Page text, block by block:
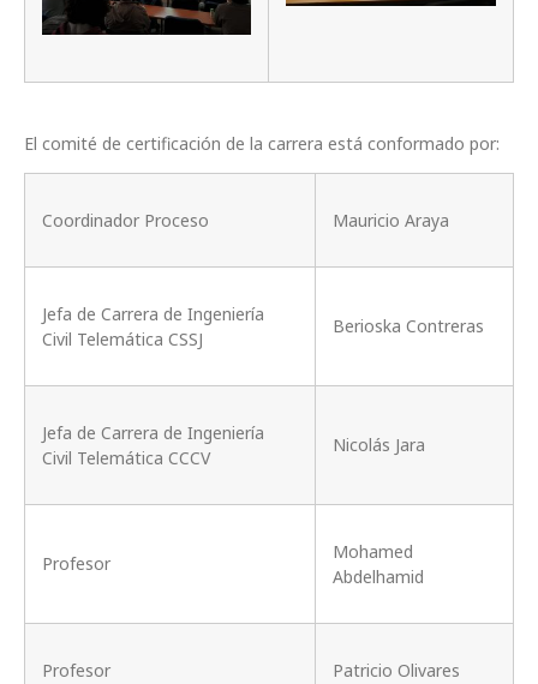
El comité de certificación de la carrera está conformado por:
Coordinador Proceso Mauricio Araya
Jefa de Carrera de Ingeniería
Civil Telemática CSSJ
Berioska Contreras
Jefa de Carrera de Ingeniería
Civil Telemática CCCV
Nicolás Jara
Profesor
Mohamed
Abdelhamid
Profesor Patricio Olivares